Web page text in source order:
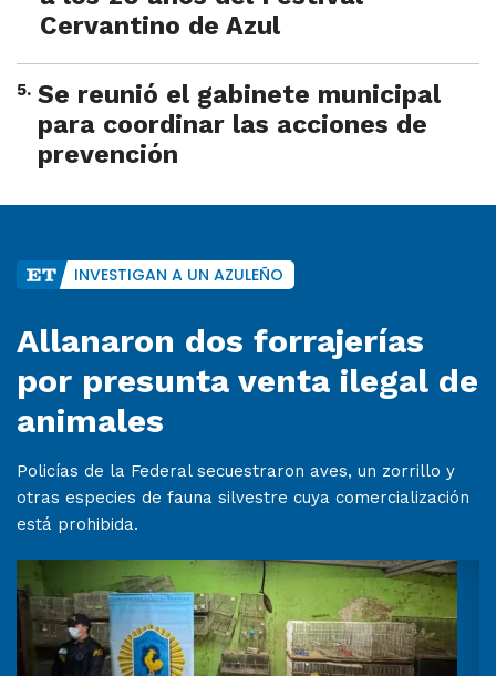
Cervantino de Azul
5. Se reunió el gabinete municipal
para coordinar las acciones de
prevención
INVESTIGAN A UN AZULEÑO
Allanaron dos forrajerías
por presunta venta ilegal de
animales
Policías de la Federal secuestraron aves, un zorrillo y
otras especies de fauna silvestre cuya comercialización
está prohibida.